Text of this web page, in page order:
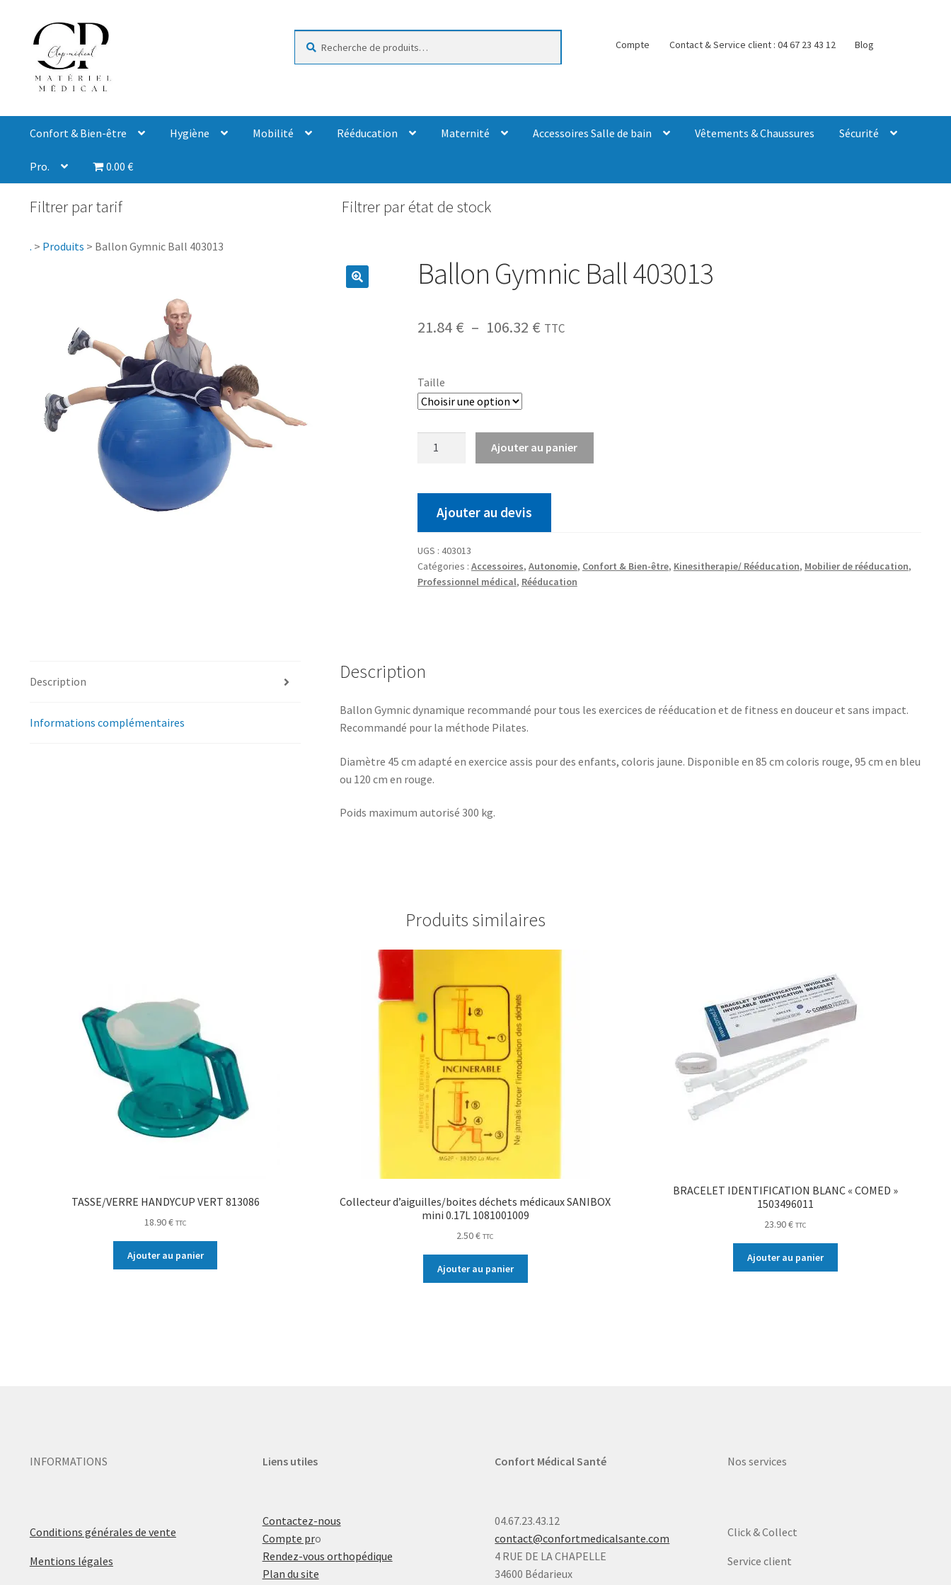
Compte Contact & Service client : 04 67 23 43 12 Blog
Confort & Bien-être Hygiène Mobilité Rééducation Maternité Accessoires Salle de bain Vêtements & Chaussures Sécurité
Pro. 0.00 €
Filtrer par tarif Filtrer par état de stock
. > Produits > Ballon Gymnic Ball 403013
Ballon Gymnic Ball 403013
21.84 € – 106.32 € TTC
Taille
Ajouter au panier
Ajouter au devis
UGS : 403013
Catégories : Accessoires, Autonomie, Confort & Bien-être, Kinesitherapie/ Rééducation, Mobilier de rééducation,
Professionnel médical, Rééducation
Description
Informations complémentaires
Description
Ballon Gymnic dynamique recommandé pour tous les exercices de rééducation et de fitness en douceur et sans impact.
Recommandé pour la méthode Pilates.
Diamètre 45 cm adapté en exercice assis pour des enfants, coloris jaune. Disponible en 85 cm coloris rouge, 95 cm en bleu
ou 120 cm en rouge.
Poids maximum autorisé 300 kg.
Produits similaires
TASSE/VERRE HANDYCUP VERT 813086
18.90€ TTC
Ajouter au panier
Collecteur d’aiguilles/boites déchets médicaux SANIBOX
mini 0.17L 1081001009
2.50€ TTC
Ajouter au panier
BRACELET IDENTIFICATION BLANC « COMED »
1503496011
23.90€ TTC
Ajouter au panier
INFORMATIONS
Conditions générales de vente
Mentions légales
Liens utiles
Contactez-nous
Compte pro
Rendez-vous orthopédique
Plan du site
Confort Médical Santé
04.67.23.43.12
contact@confortmedicalsante.com
4 RUE DE LA CHAPELLE
34600 Bédarieux
Nos services
Click & Collect
Service client